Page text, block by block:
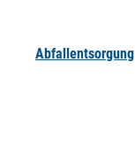
Abfallentsorgung